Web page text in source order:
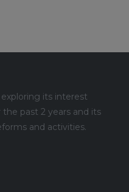
its interest
past 2 years and its
and activities.